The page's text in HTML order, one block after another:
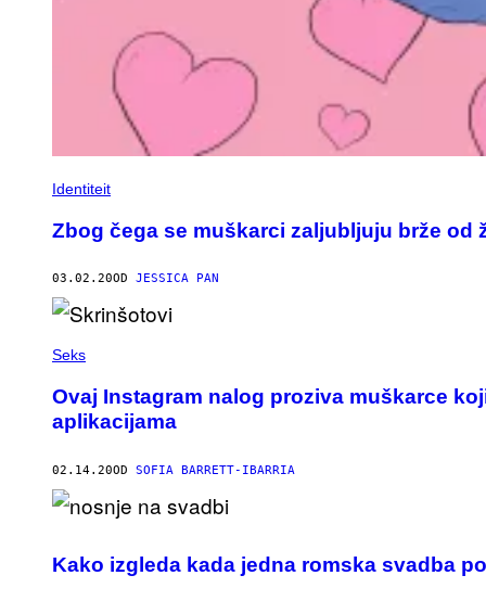
Identiteit
Zbog čega se muškarci zaljubljuju brže od
03.02.20OD JESSICA PAN
Seks
Ovaj Instagram nalog proziva muškarce
aplikacijama
02.14.20OD SOFIA BARRETT-IBARRIA
Kako izgleda kada jedna romska svadba